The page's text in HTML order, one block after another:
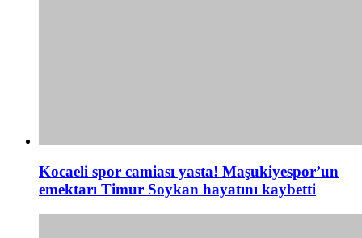
Kocaeli spor camiası yasta! Maşukiyespor’un
emektarı Timur Soykan hayatını kaybetti